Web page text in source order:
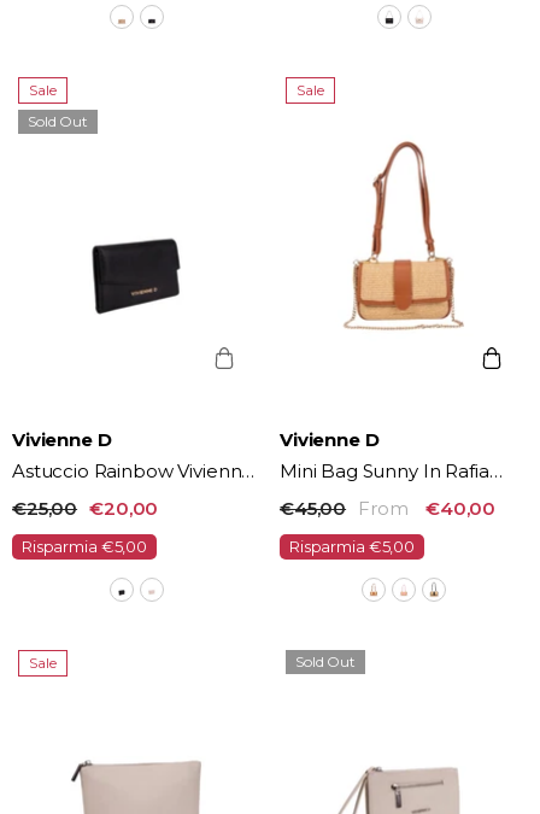
Sale
Sold Out
Vendor:
Vivienne D
Astuccio Rainbow Vivienne
€25,00 €20,00
Risparmia €5,00
Sale
Vendor:
Vivienne D
Mini Bag Sunny In Rafia
Vivienne D
€45,00 From €40,00
Risparmia €5,00
Sale Sold Out